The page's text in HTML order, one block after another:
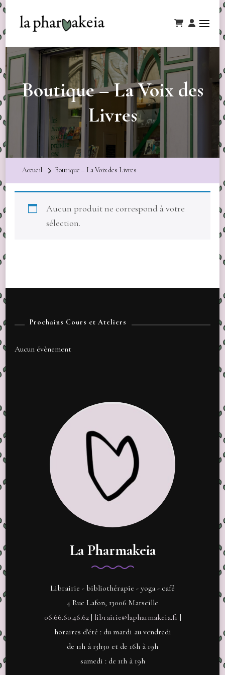
Boutique – La Voix des
Livres
Accueil Boutique – La Voix des Livres
Aucun produit ne correspond à votre
sélection.
Prochains Cours et Ateliers
Aucun évènement
La Pharmakeia
Librairie - bibliothérapie - yoga - café
4 Rue Lafon, 13006 Marseille
06.66.60.46.62| librairie@lapharmakeia.fr|
horaires d'été : du mardi au vendredi
de 11h à 13h30 et de 16h à 19h
samedi : de 11h à 19h